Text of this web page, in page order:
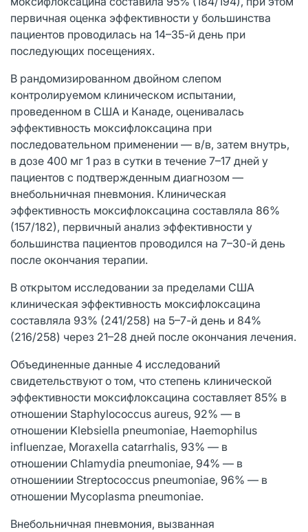
первичная оценка эффективности у большинства
пациентов проводилась на 14–35-й день при
последующих посещениях.
В рандомизированном двойном слепом
контролируемом клиническом испытании,
проведенном в США и Канаде, оценивалась
эффективность моксифлоксацина при
последовательном применении — в/в, затем внутрь,
в дозе 400 мг 1 раз в сутки в течение 7–17 дней у
пациентов с подтвержденным диагнозом —
внебольничная пневмония. Клиническая
эффективность моксифлоксацина составляла 86%
(157/182), первичный анализ эффективности у
большинства пациентов проводился на 7–30-й день
после окончания терапии.
В открытом исследовании за пределами США
клиническая эффективность моксифлоксацина
составляла 93% (241/258) на 5–7-й день и 84%
(216/258) через 21–28 дней после окончания лечения.
Объединенные данные 4 исследований
свидетельствуют о том, что степень клинической
эффективности моксифлоксацина составляет 85% в
отношении Staphylococcus aureus, 92% — в
отношении Klebsiella pneumoniae, Haemophilus
influenzae, Moraxella catarrhalis, 93% — в
отношении Chlamydia pneumoniae, 94% — в
отношениии Streptococcus pneumoniae, 96% — в
отношении Mycoplasma pneumoniae.
Внебольничная пневмония, вызванная